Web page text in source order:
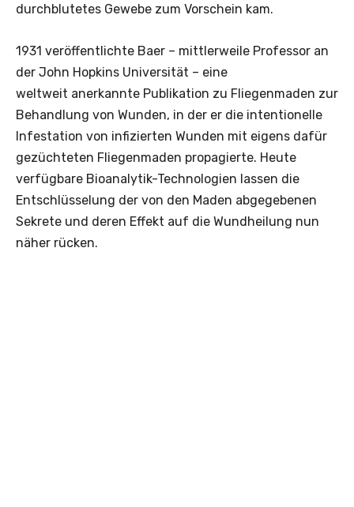
durchblutetes Gewebe zum Vorschein kam.
1931 veröffentlichte Baer – mittlerweile Professor an
der John Hopkins Universität – eine
weltweit anerkannte Publikation zu Fliegenmaden zur
Behandlung von Wunden, in der er die intentionelle
Infestation von infizierten Wunden mit eigens dafür
gezüchteten Fliegenmaden propagierte. Heute
verfügbare Bioanalytik-Technologien lassen die
Entschlüsselung der von den Maden abgegebenen
Sekrete und deren Effekt auf die Wundheilung nun
näher rücken.